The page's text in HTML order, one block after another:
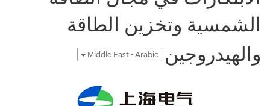
الشمسية وتخزين الطاقة
والهيدروجين
Middle East - Arabic